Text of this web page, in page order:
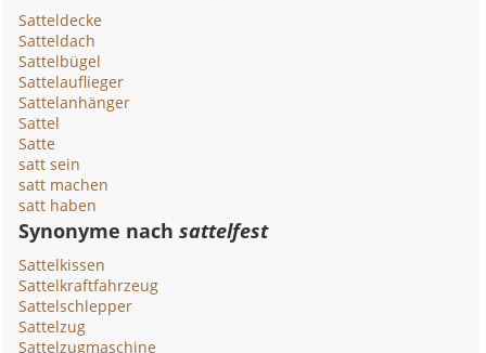
Satteldecke
Satteldach
Sattelbügel
Sattelauflieger
Sattelanhänger
Sattel
Satte
satt sein
satt machen
satt haben
Synonyme nachsattelfest
Sattelkissen
Sattelkraftfahrzeug
Sattelschlepper
Sattelzug
Sattelzugmaschine